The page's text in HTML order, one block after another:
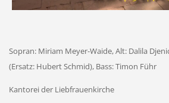
Sopran: Miriam Meyer-Waide, Alt: Dalila
(Ersatz: Hubert Schmid), Bass: Timon Führ
Kantorei der Liebfrauenkirche